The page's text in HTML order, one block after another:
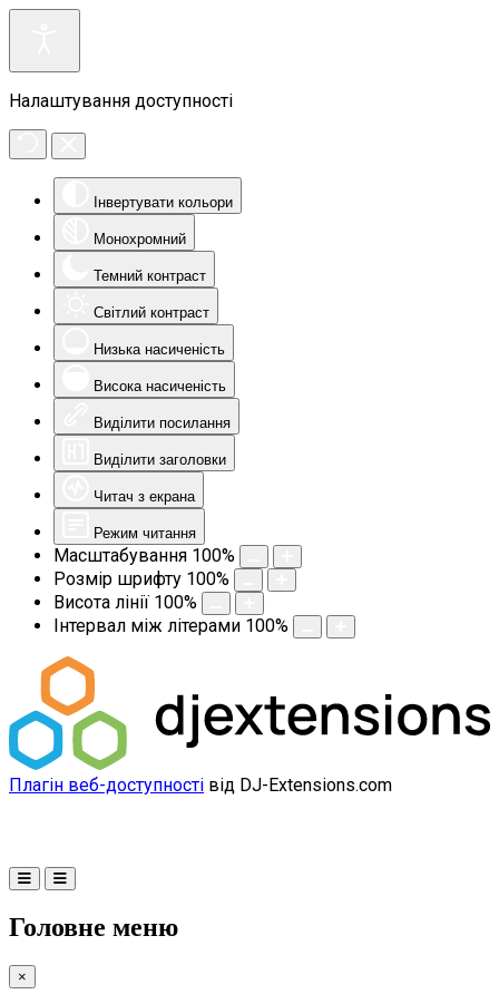
Налаштування доступності
Інвертувати кольори
Монохромний
Темний контраст
Світлий контраст
Низька насиченість
Висока насиченість
Виділити посилання
Виділити заголовки
Читач з екрана
Режим читання
Масштабування 100%
Розмір шрифту 100%
Висота лінії 100%
Інтервал між літерами 100%
Плагін веб-доступності від DJ-Extensions.com
Головне меню
×